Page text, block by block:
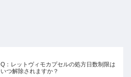
Q：レットヴィモカプセルの処方日数制限は
いつ解除されますか？